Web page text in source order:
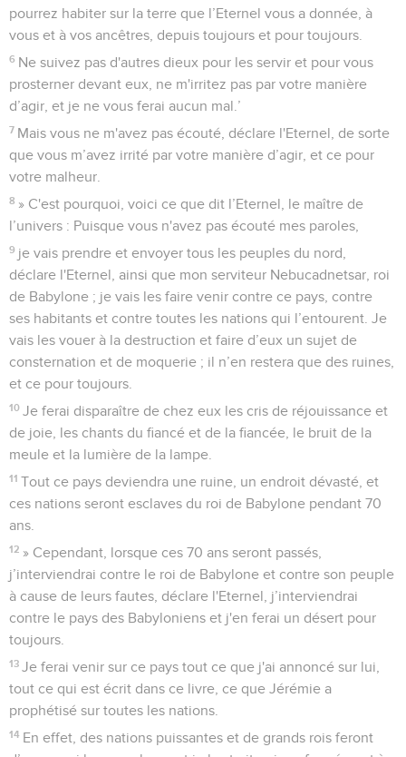
pourrez habiter sur la terre que l’Eternel vous a donnée, à
vous et à vos ancêtres, depuis toujours et pour toujours.
6 Ne suivez pas d'autres dieux pour les servir et pour vous
prosterner devant eux, ne m'irritez pas par votre manière
d’agir, et je ne vous ferai aucun mal.’
7 Mais vous ne m'avez pas écouté, déclare l'Eternel, de sorte
que vous m’avez irrité par votre manière d’agir, et ce pour
votre malheur.
8 » C'est pourquoi, voici ce que dit l’Eternel, le maître de
l’univers : Puisque vous n'avez pas écouté mes paroles,
9 je vais prendre et envoyer tous les peuples du nord,
déclare l'Eternel, ainsi que mon serviteur Nebucadnetsar, roi
de Babylone ; je vais les faire venir contre ce pays, contre
ses habitants et contre toutes les nations qui l’entourent. Je
vais les vouer à la destruction et faire d’eux un sujet de
consternation et de moquerie ; il n’en restera que des ruines,
et ce pour toujours.
10 Je ferai disparaître de chez eux les cris de réjouissance et
de joie, les chants du fiancé et de la fiancée, le bruit de la
meule et la lumière de la lampe.
11 Tout ce pays deviendra une ruine, un endroit dévasté, et
ces nations seront esclaves du roi de Babylone pendant 70
ans.
12 » Cependant, lorsque ces 70 ans seront passés,
j’interviendrai contre le roi de Babylone et contre son peuple
à cause de leurs fautes, déclare l'Eternel, j’interviendrai
contre le pays des Babyloniens et j'en ferai un désert pour
toujours.
13 Je ferai venir sur ce pays tout ce que j'ai annoncé sur lui,
tout ce qui est écrit dans ce livre, ce que Jérémie a
prophétisé sur toutes les nations.
14 En effet, des nations puissantes et de grands rois feront